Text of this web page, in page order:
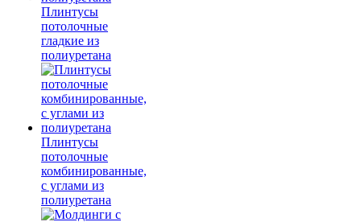
Плинтусы
потолочные
гладкие из
полиуретана
Плинтусы
потолочные
комбинированные,
с углами из
полиуретана